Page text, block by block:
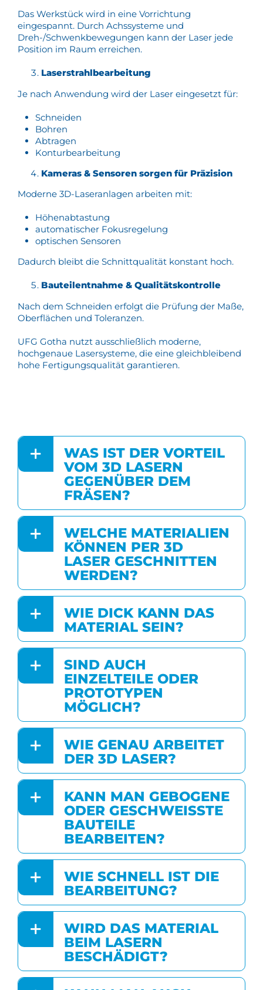
Das Werkstück wird in eine Vorrichtung
eingespannt. Durch Achssysteme und
Dreh-/Schwenkbewegungen kann der Laser jede
Position im Raum erreichen.
Laserstrahlbearbeitung
Je nach Anwendung wird der Laser eingesetzt für:
Schneiden
Bohren
Abtragen
Konturbearbeitung
Kameras & Sensoren sorgen für Präzision
Moderne 3D-Laseranlagen arbeiten mit:
Höhenabtastung
automatischer Fokusregelung
optischen Sensoren
Dadurch bleibt die Schnittqualität konstant hoch.
Bauteilentnahme & Qualitätskontrolle
Nach dem Schneiden erfolgt die Prüfung der Maße,
Oberflächen und Toleranzen.
UFG Gotha nutzt ausschließlich moderne,
hochgenaue Lasersysteme, die eine gleichbleibend
hohe Fertigungsqualität garantieren.
WAS IST DER VORTEIL
VOM 3D LASERN
GEGENÜBER DEM
FRÄSEN?
WELCHE MATERIALIEN
KÖNNEN PER 3D
LASER GESCHNITTEN
WERDEN?
WIE DICK KANN DAS
MATERIAL SEIN?
SIND AUCH
EINZELTEILE ODER
PROTOTYPEN
MÖGLICH?
WIE GENAU ARBEITET
DER 3D LASER?
KANN MAN GEBOGENE
ODER GESCHWEISSTE B
AUTEILE B
EARBEITEN?
WIE SCHNELL IST DIE
BEARBEITUNG?
WIRD DAS MATERIAL
BEIM LASERN
BESCHÄDIGT?